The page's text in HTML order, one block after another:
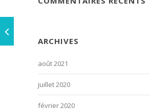
ARCHIVES
août 2021
juillet 2020
février 2020